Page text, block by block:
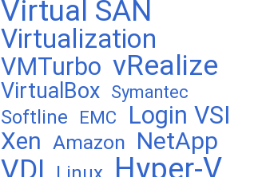
Virtual SAN
Virtualization
VMTurbo vRealize
VirtualBox Symantec
Softline EMC
Login VSI
Xen Amazon NetApp
VDI Hyper-V